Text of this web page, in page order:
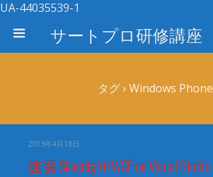
UA-44035539-1
タグ › Windows Phone
2013年4月18日
速習 Silverlight/WCF on Visual Studio